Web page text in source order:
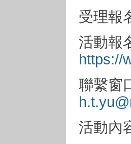
受理報
活動報
https://
聯繫窗
活動內